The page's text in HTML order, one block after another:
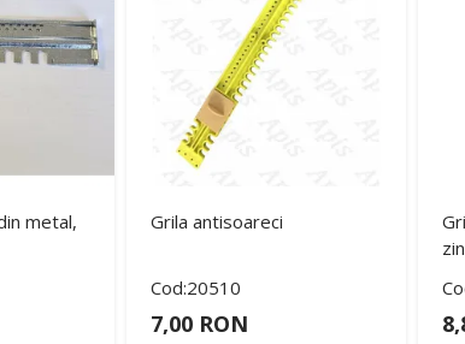
metal,
Grila antisoareci
Cod:20510
7,00 RON